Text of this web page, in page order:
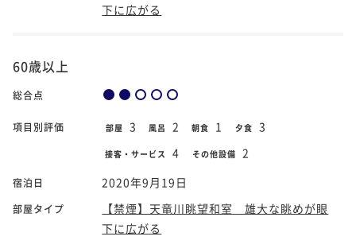
下に広がる
60歳以上
総合点
項目別評価 部屋 3 風呂 2 朝食 1 夕食 3
接客・サービス 4 その他設備 2
宿泊日 2020年9月19日
部屋タイプ
【禁煙】天竜川眺望和室 雄大な眺めが眼
下に広がる